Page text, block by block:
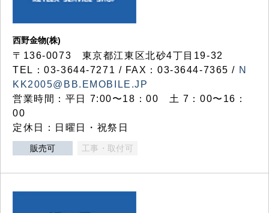
西野金物(株)
〒136-0073 東京都江東区北砂4丁目19-32
TEL：03‐3644‐7271 / FAX：03-3644-7365 / N
KK2005@BB.EMOBILE.JP
営業時間：平日 7:00〜18：00 土 7：00〜16：
00
定休日：日曜日・祝祭日
販売可 工事・取付可